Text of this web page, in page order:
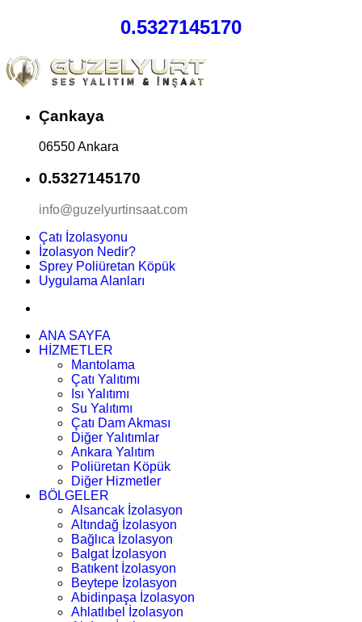
0.5327145170
Çankaya
06550 Ankara
0.5327145170
info@guzelyurtinsaat.com
Çatı İzolasyonu
İzolasyon Nedir?
Sprey Poliüretan Köpük
Uygulama Alanları
ANA SAYFA
HİZMETLER
Mantolama
Çatı Yalıtımı
Isı Yalıtımı
Su Yalıtımı
Çatı Dam Akması
Diğer Yalıtımlar
Ankara Yalıtım
Poliüretan Köpük
Diğer Hizmetler
BÖLGELER
Alsancak İzolasyon
Altındağ İzolasyon
Bağlıca İzolasyon
Balgat İzolasyon
Batıkent İzolasyon
Beytepe İzolasyon
Abidinpaşa İzolasyon
Ahlatlıbel İzolasyon